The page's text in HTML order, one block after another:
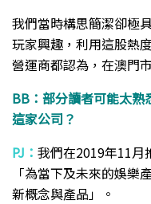
我們當時構思簡潔卻極
玩家興趣，利用這股熱
營運商都認為，在澳門
BB：部分讀者可能太熟
這家公司？
PJ： 我們在2019年11月
「為當下及未來的娛樂
新概念與產品」。